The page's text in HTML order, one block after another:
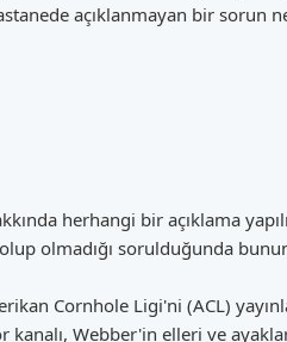
açıklanmayan bir sorun
herhangi bir açıklama
olmadığı sorulduğunda
Cornhole Ligi'ni (ACL)
kanalı, Webber'in elleri ve